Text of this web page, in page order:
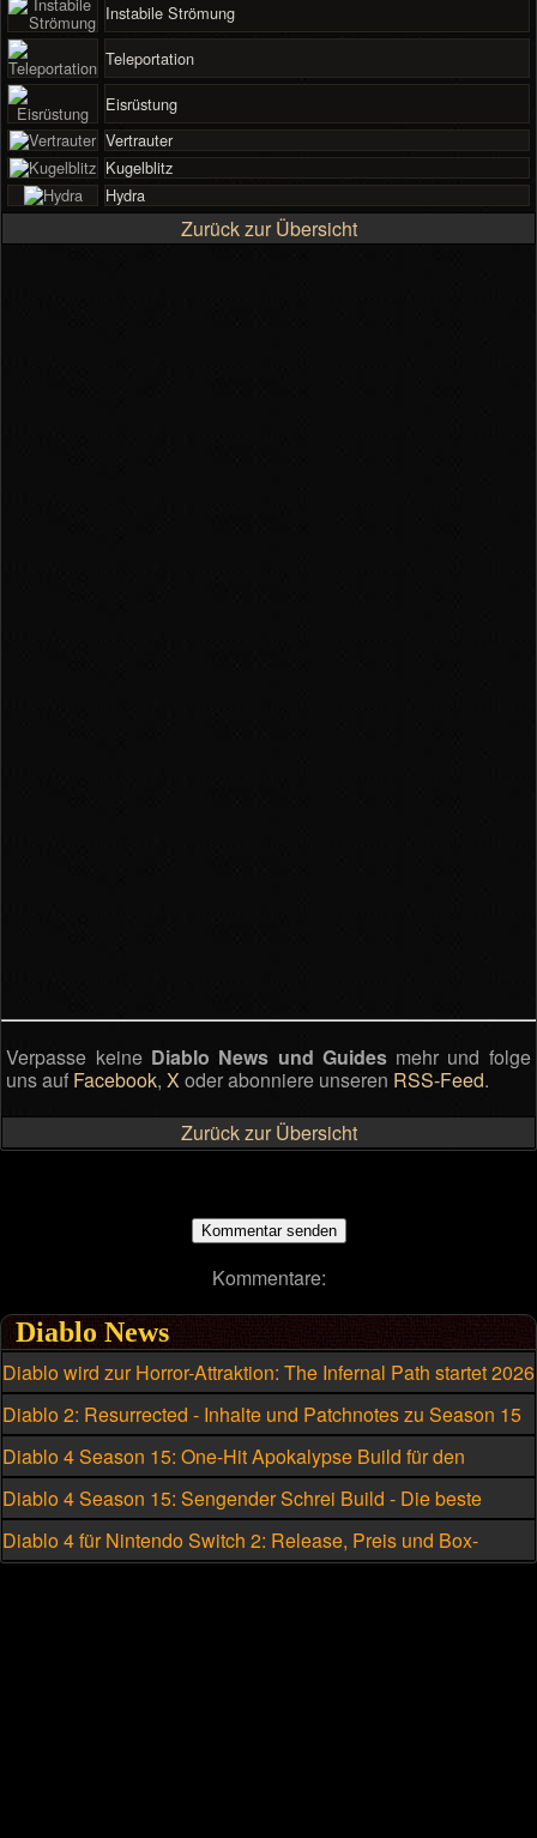
Instabile Strömung
Teleportation
Eisrüstung
Vertrauter
Kugelblitz
Hydra
Zurück zur Übersicht
Verpasse keine Diablo News und Guidesmehr und folge
uns auf Facebook,X oder abonniere unseren RSS-Feed.
Zurück zur Übersicht
Kommentare:
Diablo News
Diablo wird zur Horror-Attraktion: The Infernal Path startet 2026
Diablo 2: Resurrected - Inhalte und Patchnotes zu Season 15
Diablo 4 Season 15: One-Hit Apokalypse Build für den
Hexenmeister
Diablo 4 Season 15: Sengender Schrei Build - Die beste
Skillung für den Hexenmeister
Diablo 4 für Nintendo Switch 2: Release, Preis und Box-
Version geleakt